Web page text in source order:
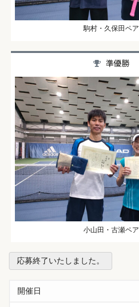
駒村・久保田ペア
準優勝
小山田・古瀬ペア
応募終了いたしました。
開催日